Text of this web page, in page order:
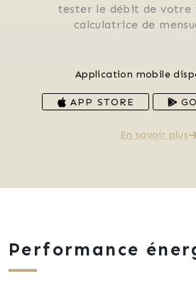
tester le débit de votre
calculatrice de
Application mobile
APP STORE
En savoir plus
Performance